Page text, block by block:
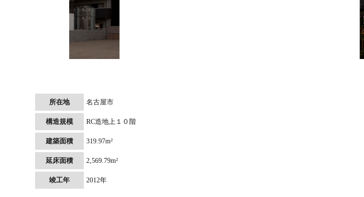
所在地 名古屋市
構造規模 RC造地上１０階
建築面積 319.97m²
延床面積 2,569.79m²
竣工年 2012年